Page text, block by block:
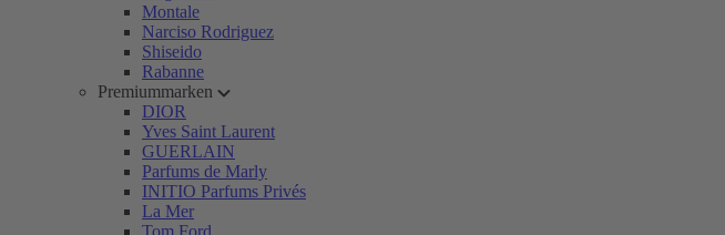
Montale
Narciso Rodriguez
Shiseido
Rabanne
Premiummarken
DIOR
Yves Saint Laurent
GUERLAIN
Parfums de Marly
INITIO Parfums Privés
La Mer
Tom Ford